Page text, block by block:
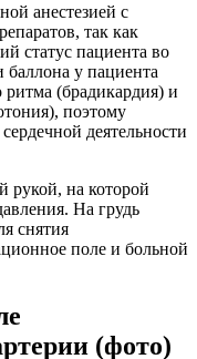
анестезией с
так как
статус пациента во
баллона у пациента
ритма (брадикардия) и
поэтому
деятельности
рукой, на которой
На грудь
снятия
поле и больной